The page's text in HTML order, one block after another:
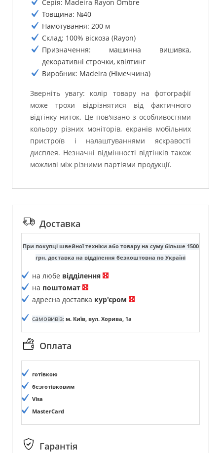
Серія: Madeira Rayon Ombre
Товщина: №40
Намотування: 200 м
Склад: 100% віскоза (Rayon)
Призначення: машинна вишивка,
декоративні строчки, квілтинг
Виробник: Madeira (Німеччина)
Зверніть увагу: колір товару на фотографії
може трохи відрізнятися від фактичного
відтінку ниток. Це пов'язано з особливостями
кольору різних моніторів, екранів мобільних
пристроїв і налаштуваннями яскравості
дисплея. Незначні відмінності відтінків також
можливі між різними партіями продукції.
Доставка
При покупці швейної техніки або товару на суму більше 1500
грн. доставка на відділення безкоштовна по Україні
на любе відділення
на поштомат
адресна доставка кур'єром
самовивіз: м. Київ, вул. Хорива, 1а
Оплата
готівкою
безготівковим
Visa
MasterCard
Гарантія